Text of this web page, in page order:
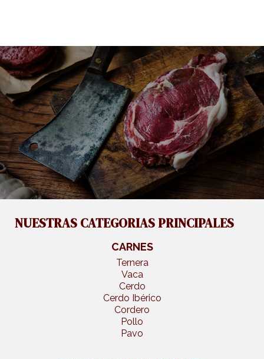
NUESTRAS CATEGORIAS PRINCIPALES
CARNES
Ternera
Vaca
Cerdo
Cerdo Ibérico
Cordero
Pollo
Pavo